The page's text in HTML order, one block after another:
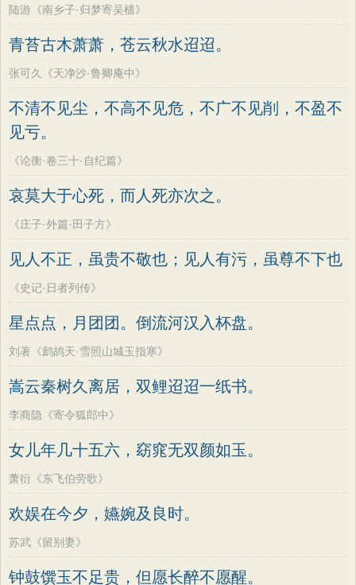
陆游《南乡子·归梦寄吴樯》
青苔古木萧萧，苍云秋水迢迢。
张可久《天净沙·鲁卿庵中》
不清不见尘，不高不见危，不广不见削，不盈不
见亏。
《论衡·卷三十·自纪篇》
哀莫大于心死，而人死亦次之。
《庄子·外篇·田子方》
见人不正，虽贵不敬也；见人有污，虽尊不下也
《史记·日者列传》
星点点，月团团。倒流河汉入杯盘。
刘著《鹧鸪天·雪照山城玉指寒》
嵩云秦树久离居，双鲤迢迢一纸书。
李商隐《寄令狐郎中》
女儿年几十五六，窈窕无双颜如玉。
萧衍《东飞伯劳歌》
欢娱在今夕，嬿婉及良时。
苏武《留别妻》
钟鼓馔玉不足贵，但愿长醉不愿醒。